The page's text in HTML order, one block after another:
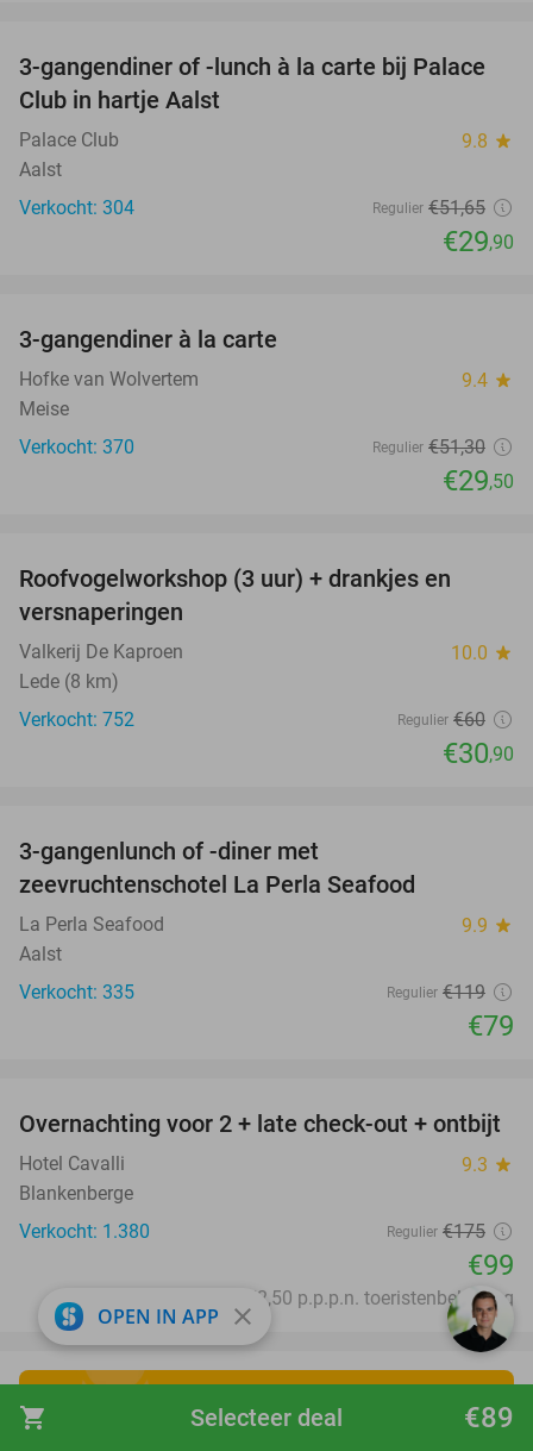
shopping_cart €89
Selecteer deal
42%
3-gangendiner of -lunch à la carte bij Palace
Club in hartje Aalst
Palace Club 9.8 star
Aalst
Verkocht: 304
Regulier €51,65
€29,90
3-gangendiner à la carte
Hofke van Wolvertem 9.4 star
Meise
Verkocht: 370
Regulier €51,30
€29,50
Roofvogelworkshop (3 uur) + drankjes en
versnaperingen
Valkerij De Kaproen 10.0 star
Lede (8 km)
Verkocht: 752
Regulier €60
€30,90
3-gangenlunch of -diner met
zeevruchtenschotel La Perla Seafood
La Perla Seafood 9.9 star
Aalst
Verkocht: 335
Regulier €119
€79
43%
Overnachting voor 2 + late check-out + ontbijt
Hotel Cavalli 9.3 star
Blankenberge
Verkocht: 1.380
Regulier €175
€99
Excl. ca. €2,50 p.p.p.n. toeristenbelasting
Ontdek de leukste
OPEN IN APP close